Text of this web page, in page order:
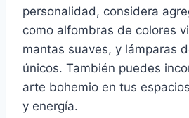
personalidad, considera
como alfombras de colores
mantas suaves, y lámparas
únicos. También puedes
arte bohemio en tus
y energía.